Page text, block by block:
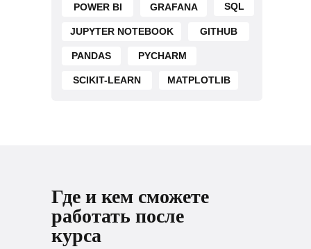
POWER BI SQL
PYCHARM
JUPYTER NOTEBOOK
GRAFANA
GITHUB
PANDAS
MATPLOTLIB
SCIKIT-LEARN
Где и кем сможете
работать после
курса